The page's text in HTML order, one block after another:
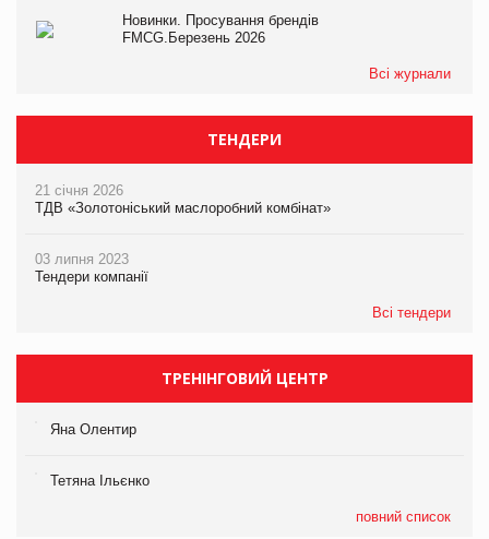
Новинки. Просування брендів
FMCG.Березень 2026
Всі журнали
ТЕНДЕРИ
21 січня 2026
ТДВ «Золотоніський маслоробний комбінат»
03 липня 2023
Тендери компанії
Всі тендери
ТРЕНІНГОВИЙ ЦЕНТР
Яна Олентир
Тетяна Ільєнко
повний список